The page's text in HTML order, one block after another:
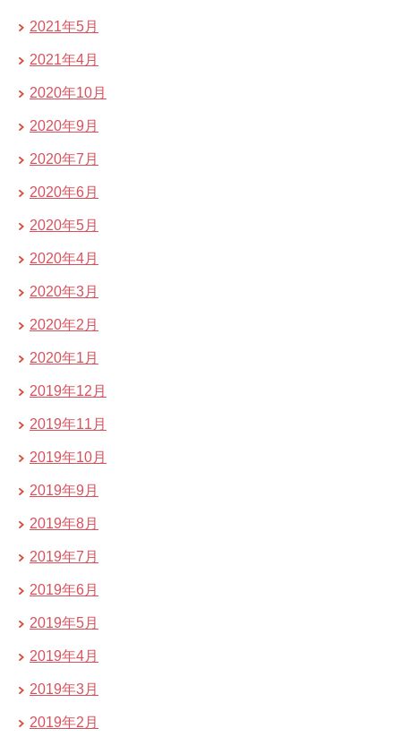
2021年5月
2021年4月
2020年10月
2020年9月
2020年7月
2020年6月
2020年5月
2020年4月
2020年3月
2020年2月
2020年1月
2019年12月
2019年11月
2019年10月
2019年9月
2019年8月
2019年7月
2019年6月
2019年5月
2019年4月
2019年3月
2019年2月